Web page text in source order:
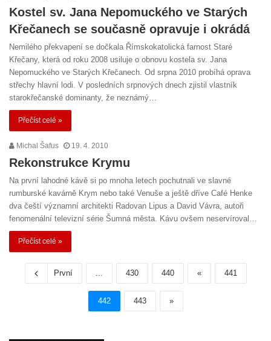
Kostel sv. Jana Nepomuckého ve Starých
Křečanech se současně opravuje i okrádá
Nemilého překvapení se dočkala Římskokatolická farnost Staré
Křečany, která od roku 2008 usiluje o obnovu kostela sv. Jana
Nepomuckého ve Starých Křečanech. Od srpna 2010 probíhá oprava
střechy hlavní lodi. V posledních srpnových dnech zjistil vlastník
starokřečanské dominanty, že neznámý…
Přečíst celé »
Michal Šafus 19. 4. 2010
Rekonstrukce Krymu
Na první lahodné kávě si po mnoha letech pochutnali ve slavné
rumburské kavárně Krym nebo také Venuše a ještě dříve Café Henke
dva čeští významní architekti Radovan Lipus a David Vávra, autoři
fenomenální televizní série Šumná města. Kávu ovšem neservíroval…
Přečíst celé »
První 430 440 « 441
442 443 »